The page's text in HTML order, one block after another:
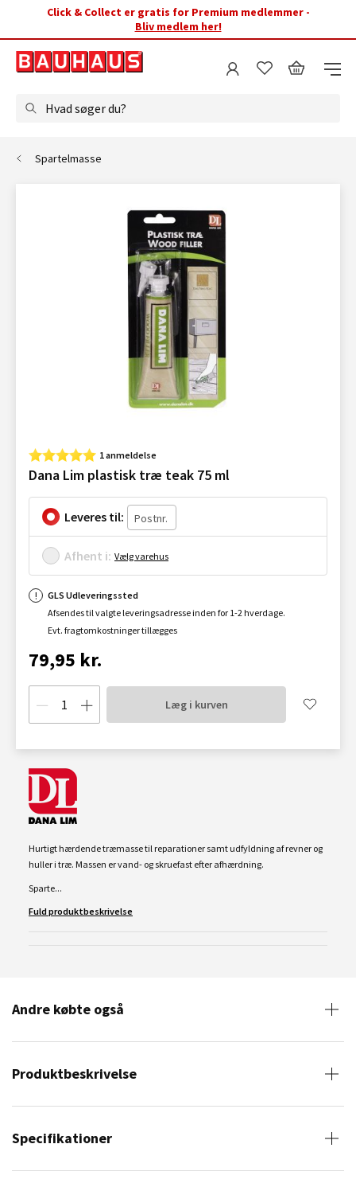
Click & Collect er gratis for Premium medlemmer -
Bliv medlem her!
Hvad søger du?
Spartelmasse
1 anmeldelse
Dana Lim plastisk træ teak 75 ml
Leveres til:
Afhent i: Vælg varehus
GLS Udleveringssted
Afsendes til valgte leveringsadresse inden for 1-2 hverdage.
Evt. fragtomkostninger tillægges
79,95 kr.
Læg i kurven
Hurtigt hærdende træmasse til reparationer samt udfyldning af revner og
huller i træ. Massen er vand- og skruefast efter afhærdning.
Sparte...
Fuld produktbeskrivelse
Andre købte også
Produktbeskrivelse
Specifikationer